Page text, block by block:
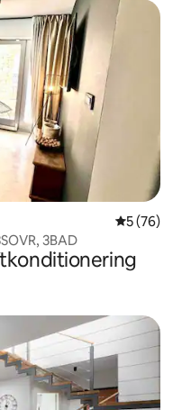
5 av 5 i
5 (76)
3BAD